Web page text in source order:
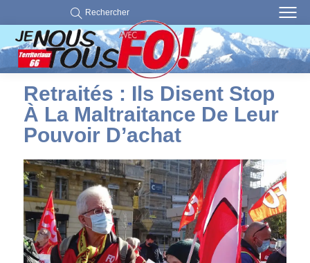
Rechercher
Retraités : Ils Disent Stop
À La Maltraitance De Leur
Pouvoir D’achat